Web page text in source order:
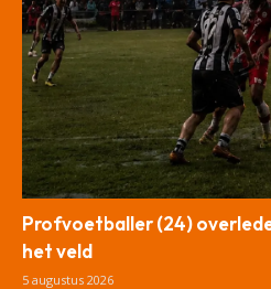
Profvoetballer (24)
het veld
5 augustus 2026